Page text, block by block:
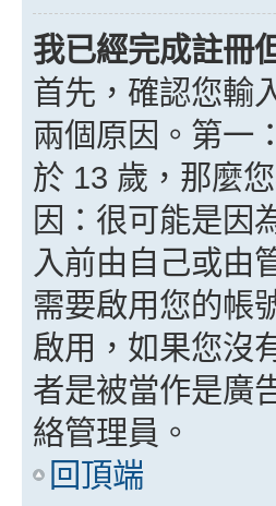
我已經完成註冊
首先，確認您輸
兩個原因。第一
於 13 歲，那麼
因：很可能是因
入前由自己或由
需要啟用您的帳
啟用，如果您沒
者是被當作是廣
絡管理員。
回頂端